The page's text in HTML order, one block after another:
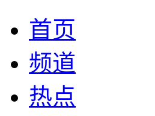
首页
频道
热点